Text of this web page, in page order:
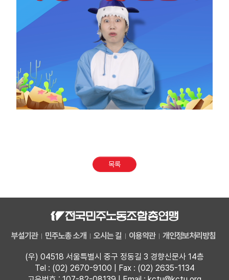
목록
부설기관 민주노총 소개 오시는 길 이용약관 개인정보처리방침
(우) 04518 서울특별시 중구 정동길 3 경향신문사 14층
Tel : (02) 2670-9100 | Fax : (02) 2635-1134